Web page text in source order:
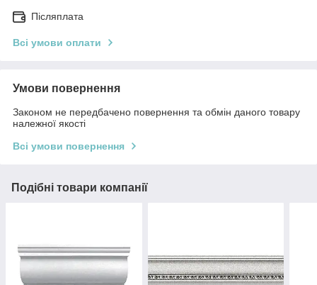
Післяплата
Всі умови оплати
Умови повернення
Законом не передбачено повернення та обмін даного товару
належної якості
Всі умови повернення
Подібні товари компанії